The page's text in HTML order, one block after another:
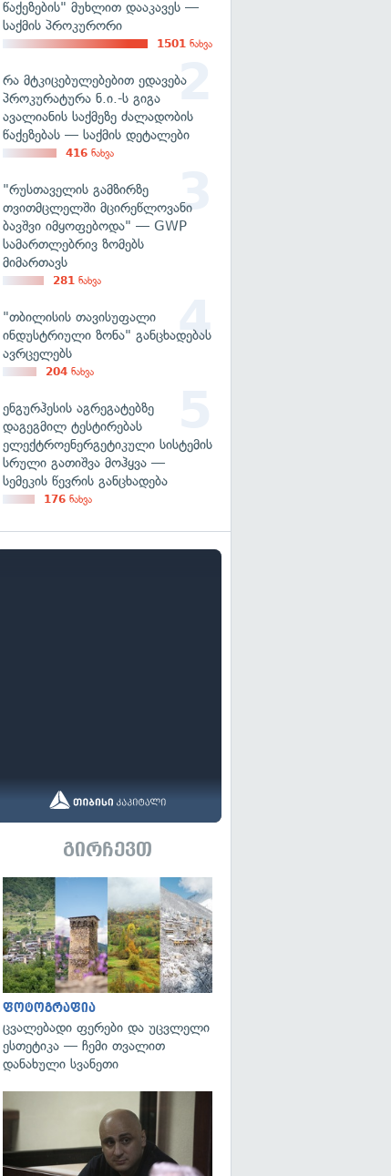
წაქეზების" მუხლით დააკავეს —
საქმის პროკურორი
1501 ნახვა
რა მტკიცებულებებით ედავება
პროკურატურა ნ.ი.-ს გიგა
ავალიანის საქმეზე ძალადობის
წაქეზებას — საქმის დეტალები
416 ნახვა
"რუსთაველის გამზირზე
თვითმცლელში მცირეწლოვანი
ბავშვი იმყოფებოდა" — GWP
სამართლებრივ ზომებს
მიმართავს
281 ნახვა
"თბილისის თავისუფალი
ინდუსტრიული ზონა" განცხადებას
ავრცელებს
204 ნახვა
ენგურჰესის აგრეგატებზე
დაგეგმილ ტესტირებას
ელექტროენერგეტიკული სისტემის
სრული გათიშვა მოჰყვა —
სემეკის წევრის განცხადება
176 ნახვა
გირჩევთ
ფოტოგრაფია
ცვალებადი ფერები და უცვლელი
ესთეტიკა — ჩემი თვალით
დანახული სვანეთი